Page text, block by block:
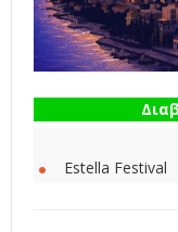
Estella Festival